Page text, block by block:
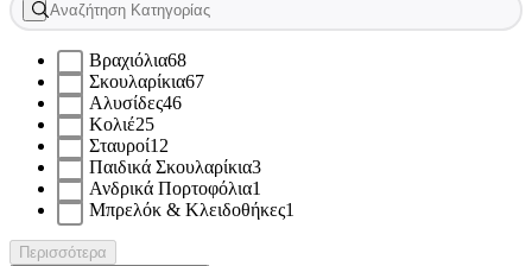
Βραχιόλια68
Σκουλαρίκια67
Αλυσίδες46
Κολιέ25
Σταυροί12
Παιδικά Σκουλαρίκια3
Ανδρικά Πορτοφόλια1
Μπρελόκ & Κλειδοθήκες1
Περισσότερα